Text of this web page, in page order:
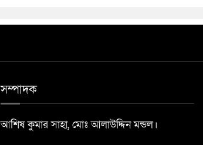
সম্পাদক
আশিষ কুমার সাহা, মোঃ আলাউদ্দিন মন্ডল।